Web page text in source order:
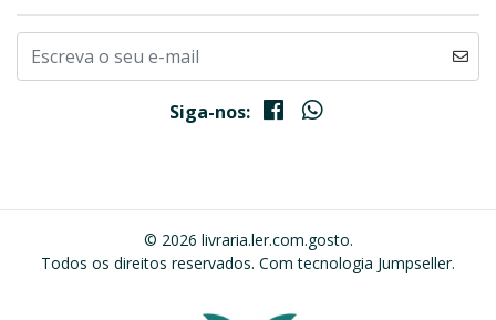
Siga-nos:
© 2026 livraria.ler.com.gosto.
Todos os direitos reservados. Com tecnologia Jumpseller.